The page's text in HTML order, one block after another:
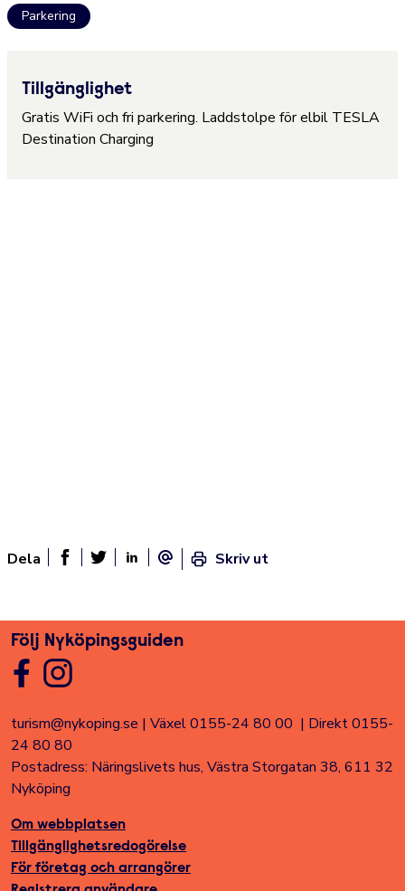
Parkering
Tillgänglighet
Gratis WiFi och fri parkering. Laddstolpe för elbil TESLA
Destination Charging
Dela
Dela sidan på Facebook
E-post
Skriv ut
Följ Nyköpingsguiden
turism@nykoping.se | Växel 0155-24 80 00 | Direkt 0155-
24 80 80
Postadress: Näringslivets hus, Västra Storgatan 38, 611 32
Nyköping
Om webbplatsen
Tillgänglighetsredogörelse
För företag och arrangörer